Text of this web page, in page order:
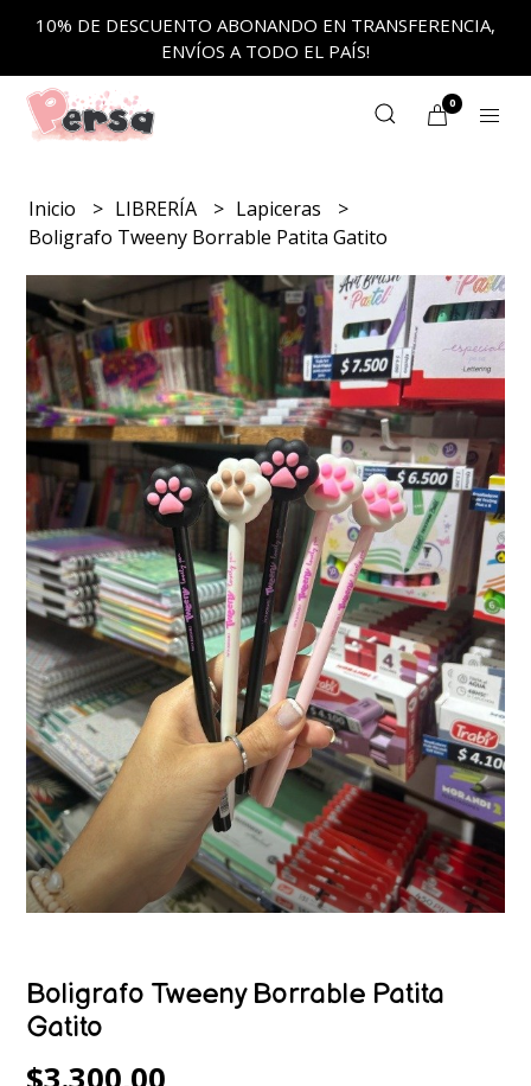
10% DE DESCUENTO ABONANDO EN TRANSFERENCIA,
ENVÍOS A TODO EL PAÍS!
0
Inicio LIBRERÍA
Lapiceras
Boligrafo Tweeny Borrable Patita Gatito
Boligrafo Tweeny Borrable Patita
Gatito